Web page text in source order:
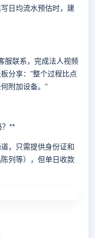
日均流水预估时，建
联系，完成法人视频
分享："整个过程比点
附加设备。"
**
，只需提供身份证和
列等），但单日收款